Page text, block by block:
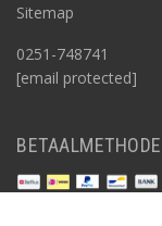
Sitemap
0251-748741
[email protected]